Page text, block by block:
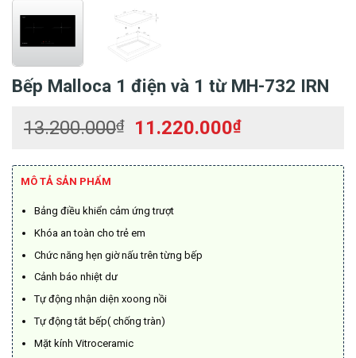
Bếp Malloca 1 điện và 1 từ MH-732 IRN
13.200.000₫
Giá
là:
11.220.000₫Giá
tại
11.220.000₫.
MÔ TẢ SẢN PHẨM
Bảng điều khiển cảm ứng trượt
Khóa an toàn cho trẻ em
Chức năng hẹn giờ nấu trên từng bếp
Cảnh báo nhiệt dư
Tự động nhận diện xoong nồi
Tự động tắt bếp( chống tràn)
Mặt kính Vitroceramic